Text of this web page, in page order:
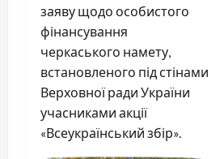
заяву щодо особистого
фінансування
черкаського намету,
встановленого під стінами
Верховної ради України
учасниками акції
«Всеукраїнський збір».